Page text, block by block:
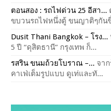
ตอนสอง : รถไฟด่วน 25 อีสา...
ขบวนรถไฟหนึ่งตู้ ขนญาติๆกัน
Dusit Thani Bangkok – โรง...
5 ปี “ดุสิตธานี” กรุงเทพ ก็...
รสริน ขนมถ้วยโบราณ –... จา
คาเฟ่เต็มรูปแบบ ดูเท่และทั...